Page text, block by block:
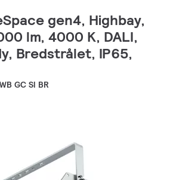
gen4, Highbay,
lm, 4000 K, DALI,
Bredstrålet, IP65,
GC SI BR